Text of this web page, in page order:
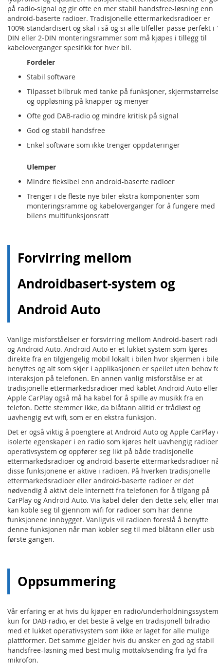
på radio-signal og gir ofte en mer stabil handsfree-løsning enn
android-baserte radioer. Tradisjonelle ettermarkedsradioer er
100% standardisert og skal i så og si alle tilfeller passe perfekt i
DIN eller 2-DIN monteringsrammer som må kjøpes i tillegg til
kabeloverganger spesifikk for hver bil.
Fordeler
Stabil software
Tilpasset bilbruk med tanke på funksjoner,
og oppløsning på knapper og menyer
Ofte god DAB-radio og mindre kritisk på signal
God og stabil handsfree
Enkel software som ikke trenger oppdateringer
Ulemper
Mindre fleksibel enn android-baserte radioer
Trenger i de fleste nye biler ekstra komponenter som
monteringsramme og kabeloverganger for å fungere med
bilens multifunksjonsratt
Forvirring mellom
Androidbasert-system og
Android Auto
Vanlige misforståelser er forsvirring mellom Android-basert
og Android Auto. Android Auto er et lukket system som kjøres
direkte fra en tilgjengelig mobil lokalt i bilen hvor skjermen i
benyttes og alt som skjer i applikasjonen er speilet uten behov
interaksjon på telefonen. En annen vanlig misforstålse er at
tradisjonelle ettermarkedsradioer med kablet Android Auto eller
Apple CarPlay også må ha kabel for å spille av musikk fra en
telefon. Dette stemmer ikke, da blåtann alltid er trådløst og
uavhengig evt wifi, som er en ekstra funksjon.
Det er også viktig å poengtere at Android Auto og Apple CarPlay
isolerte egenskaper i en radio som kjøres helt uavhengig
operativsystem og oppfører seg likt på både tradisjonelle
ettermarkedsradioer og android-baserte ettermarkedsradioer
disse funksjonene er aktive i radioen. På hverken tradisjonelle
ettermarkedsradioer eller android-baserte radioer er det
nødvendig å aktivt dele internett fra telefonen for å tilgang på
CarPlay og Android Auto. Via kabel deler den dette selv, eller
kan koble seg til gjennom wifi for radioer som har denne
funksjonene innbygget. Vanligvis vil radioen foreslå å benytte
denne funksjonen når man kobler seg til med blåtann eller usb
første gangen.
Oppsummering
Vår erfaring er at hvis du kjøper en radio/underholdningssystem
kun for DAB-radio, er det beste å velge en tradisjonell bilradio
med et lukket operativsystem som ikke er laget for alle mulige
plattformer. Det samme gjelder hvis du ønsker en god og stabil
handsfree-løsning med best mulig mottak/sending fra lyd fra
mikrofon.